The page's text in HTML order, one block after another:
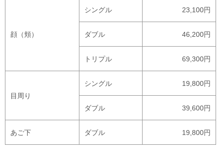
顔（頬）
シングル 23,100円
ダブル 46,200円
トリプル 69,300円
目周り
シングル 19,800円
ダブル 39,600円
あご下 ダブル 19,800円